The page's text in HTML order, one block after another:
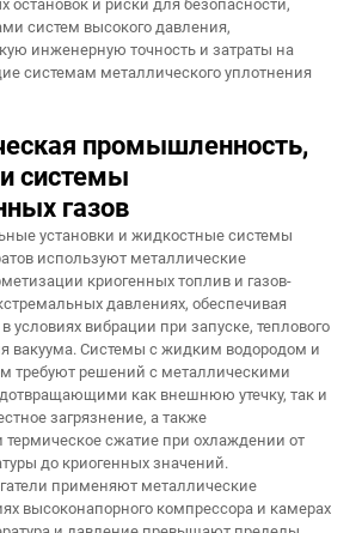
остановок и риски для безопасности,
систем высокого давления,
инженерную точность и затраты на
системам металлического уплотнения
промышленность,
системы
газов
установки и жидкостные системы
используют металлические
криогенных топлив и газов-
давлениях, обеспечивая
условиях вибрации при запуске, теплового
вакуума. Системы с жидким водородом и
требуют решений с металлическими
как внешнюю утечку, так и
загрязнение, а также
сжатие при охлаждении от
до криогенных значений.
применяют металлические
высоконапорного компрессора и камерах